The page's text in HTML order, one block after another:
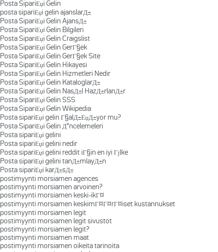
Posta SipariЕџi Gelin
posta sipariЕџi gelin ajanslarД±
Posta SipariЕџi Gelin AjansД±
Posta SipariЕџi Gelin Bilgileri
Posta SipariЕџi Gelin Craigslist
Posta SipariЕџi Gelin GerГ§ek
Posta SipariЕџi Gelin GerГ§ek Site
Posta SipariЕџi Gelin Hikayesi
Posta SipariЕџi Gelin Hizmetleri Nedir
Posta SipariЕџi Gelin KataloglarД±
Posta SipariЕџi Gelin NasД±l HazД±rlanД±r
Posta SipariЕџi Gelin SSS
Posta SipariЕџi Gelin Wikipedia
Posta sipariЕџi gelin Г§alД±ЕџД±yor mu?
Posta SipariЕџi Gelin Д°ncelemeleri
Posta sipariЕџi gelini
Posta sipariЕџi gelini nedir
Posta sipariЕџi gelini reddit iГ§in en iyi Гјlke
Posta sipariЕџi gelini tanД±mlayД±n
Posta sipariЕџi karД±sД±
postimyynti morsiamen agences
postimyynti morsiamen arvoinen?
postimyynti morsiamen keski-ikГ¤
postimyynti morsiamen keskimГ¤Г¤rГ¤iset kustannukset
postimyynti morsiamen legit
postimyynti morsiamen legit sivustot
postimyynti morsiamen legit?
postimyynti morsiamen maat
postimyynti morsiamen oikeita tarinoita